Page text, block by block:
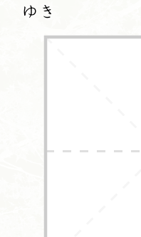
ゆき